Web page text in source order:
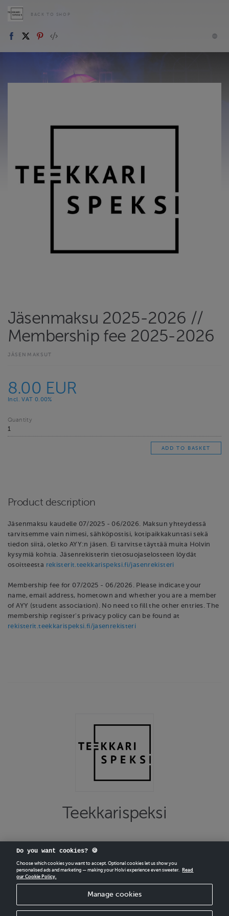
BACK TO SHOP
Jäsenmaksu 2025-2026 //
Membership fee 2025-2026
JÄSENMAKSUT
8.00 EUR
Incl. VAT 0.00%
Quantity
Product description
Jäsenmaksu kaudelle 07/2025 - 06/2026. Maksun yhteydessä
tarvitsemme vain nimesi, sähköpostisi, kotipaikkakuntasi sekä
tiedon siitä, oletko AYY:n jäsen. Ei tarvitse täyttää muita Holvin
kysymiä kohtia. Jäsenrekisterin tietosuojaselosteen löydät
osoitteesta rekisterit.teekkarispeksi.fi/jasenrekisteri
Membership fee for 07/2025 - 06/2026. Please indicate your
name, email address, hometown and whether you are a member
of AYY (student association). No need to fill the other entries. The
membership register's privacy policy can be found at
rekisterit.teekkarispeksi.fi/jasenrekisteri
Teekkarispeksi
CREATEYOUR OWN HOLVI ONLINE STORE IN MINUTES.
Do you want cookies? 🍪
Choose which cookies you want to accept. Optional cookies let us show you
personalised ads and marketing — making your Holvi experience even sweeter.
Read
our Cookie Policy.
Manage cookies